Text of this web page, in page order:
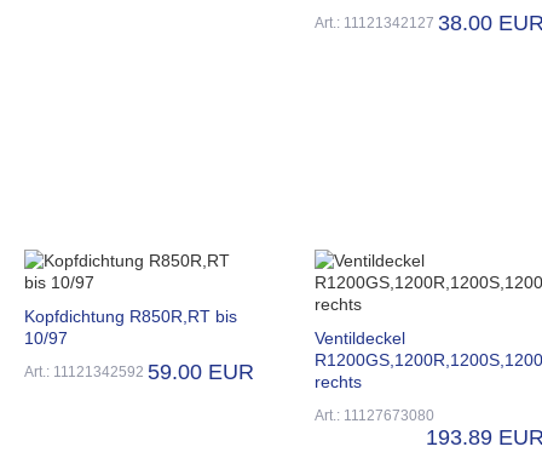
Art.: 11121342127 38.00
Kopfdichtung R850R,RT bis
10/97
Art.: 11121342592 59.00 EUR
Ventildeckel
rechts
Art.: 11127673080
193.89